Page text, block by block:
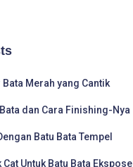
Bata Merah yang Cantik
dan Cara Finishing-Nya
Batu Bata Tempel
Untuk Batu Bata Ekspose